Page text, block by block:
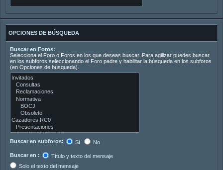
OPCIONES DE BÚSQUEDA
Buscar en Foros:
Selecciona el Foro o Foros en los que deseas buscar. Para agilizar puedes buscar
en los subforos seleccionando el Foro padre y habilitar la búsqueda en los subforos
(en Opciones de búsqueda).
Buscar en subforos: Sí No
Buscar en :
Título y texto del mensaje
Solo el texto del mensaje